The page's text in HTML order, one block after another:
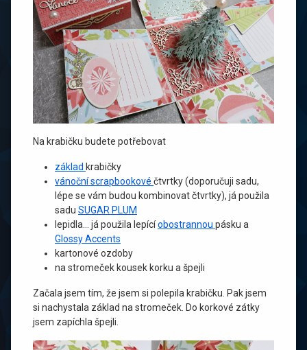
Na krabičku budete potřebovat
základ krabičky
vánoční scrapbookové čtvrtky (doporučuji sadu,
lépe se vám budou kombinovat čtvrtky), já použila
sadu SUGAR PLUM
lepidla… já použila lepícíobostrannou pásku a
Glossy Accents
kartonové ozdoby
na stromeček kousek korku a špejli
Začala jsem tím, že jsem si polepila krabičku. Pak jsem
si nachystala základ na stromeček. Do korkové zátky
jsem zapíchla špejli.